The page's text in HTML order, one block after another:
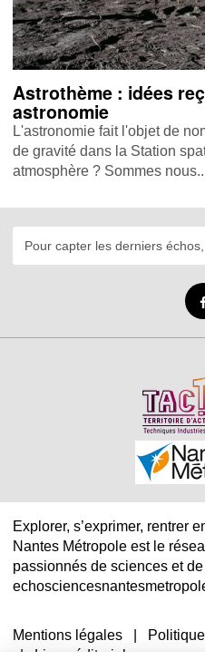
Astrothème : idées
astronomie
L'astronomie fait l'objet de
de gravité dans la Station
atmosphère ? Sommes
Explorer, s’exprimer, rentrer
Nantes Métropole est le
passionnés de sciences et
Mentions légales
| Ligne éditoriale